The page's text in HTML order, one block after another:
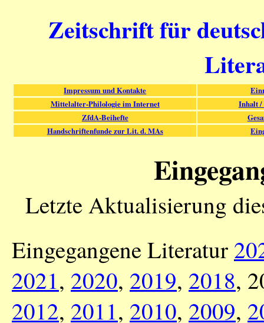
Zeitschrift für
Impressum und Kontakte
Mittelalter-Philologie im Internet
Inhalt /
ZfdA-Beihefte
Handschriftenfunde zur Lit. d. MAs
Letzte Aktualisierung
Eingegangene Literatur
2021, 2020, 2019, 2018,
2012, 2011, 2010, 2009,